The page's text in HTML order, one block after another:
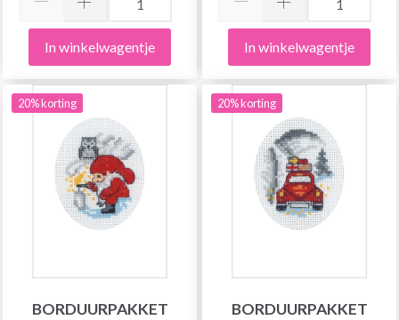
In winkelwagentje In winkelwagentje
20% korting
BORDUURPAKKET
20% korting
BORDUURPAKKET